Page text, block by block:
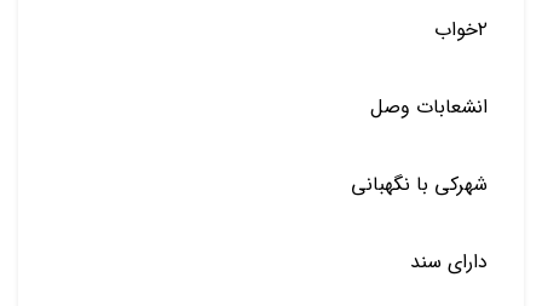
۲خواب
انشعابات وصل
شهرکی با نگهبانی
دارای سند